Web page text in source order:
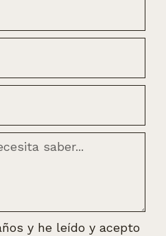
y he leído y acepto